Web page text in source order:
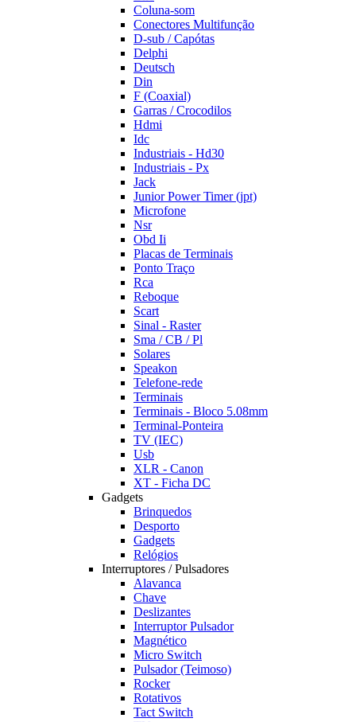
Coluna-som
Conectores Multifunção
D-sub / Capótas
Delphi
Deutsch
Din
F (Coaxial)
Garras / Crocodilos
Hdmi
Idc
Industriais - Hd30
Industriais - Px
Jack
Junior Power Timer (jpt)
Microfone
Nsr
Obd Ii
Placas de Terminais
Ponto Traço
Rca
Reboque
Scart
Sinal - Raster
Sma / CB / Pl
Solares
Speakon
Telefone-rede
Terminais
Terminais - Bloco 5.08mm
Terminal-Ponteira
TV (IEC)
Usb
XLR - Canon
XT - Ficha DC
Gadgets
Brinquedos
Desporto
Gadgets
Relógios
Interruptores / Pulsadores
Alavanca
Chave
Deslizantes
Interruptor Pulsador
Magnético
Micro Switch
Pulsador (Teimoso)
Rocker
Rotativos
Tact Switch